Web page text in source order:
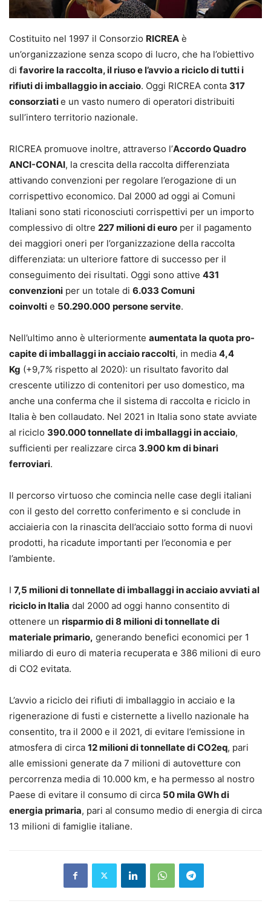
Costituito nel 1997 il Consorzio RICREA è
un’organizzazione senza scopo di lucro, che ha l’obiettivo
di favorire la raccolta, il riuso e l’avvio a riciclo di tutti i
rifiuti di imballaggio in acciaio. Oggi RICREA conta 317
consorziatie un vasto numero di operatori distribuiti
sull’intero territorio nazionale.
RICREA promuove inoltre, attraverso l’Accordo Quadro
ANCI-CONAI, la crescita della raccolta differenziata
attivando convenzioni per regolare l’erogazione di un
corrispettivo economico. Dal 2000 ad oggi ai Comuni
Italiani sono stati riconosciuti corrispettivi per un importo
complessivo di oltre 227 milioni di euro per il pagamento
dei maggiori oneri per l’organizzazione della raccolta
differenziata: un ulteriore fattore di successo per il
conseguimento dei risultati. Oggi sono attive 431
convenzioni per un totale di 6.033 Comuni
coinvolti e 50.290.000 persone servite.
Nell’ultimo anno è ulteriormente aumentata la quota pro-
capite di imballaggi in acciaio raccolti, in media 4,4
Kg (+9,7% rispetto al 2020): un risultato favorito dal
crescente utilizzo di contenitori per uso domestico, ma
anche una conferma che il sistema di raccolta e riciclo in
Italia è ben collaudato. Nel 2021 in Italia sono state avviate
al riciclo 390.000 tonnellate di imballaggi in acciaio,
sufficienti per realizzare circa 3.900 km di binari
ferroviari.
Il percorso virtuoso che comincia nelle case degli italiani
con il gesto del corretto conferimento e si conclude in
acciaieria con la rinascita dell’acciaio sotto forma di nuovi
prodotti, ha ricadute importanti per l’economia e per
l’ambiente.
I 7,5 milioni di tonnellate di imballaggi in acciaio avviati al
riciclo in Italia dal 2000 ad oggi hanno consentito di
ottenere un risparmio di 8 milioni di tonnellate di
materiale primario, generando benefici economici per 1
miliardo di euro di materia recuperata e 386 milioni di euro
di CO2 evitata.
L’avvio a riciclo dei rifiuti di imballaggio in acciaio e la
rigenerazione di fusti e cisternette a livello nazionale ha
consentito, tra il 2000 e il 2021, di evitare l’emissione in
atmosfera di circa 12 milioni di tonnellate di CO2eq, pari
alle emissioni generate da 7 milioni di autovetture con
percorrenza media di 10.000 km, e ha permesso al nostro
Paese di evitare il consumo di circa 50 mila GWh di
energia primaria, pari al consumo medio di energia di circa
13 milioni di famiglie italiane.